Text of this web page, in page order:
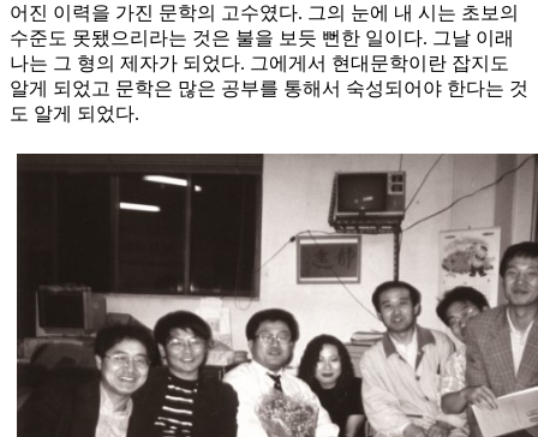
어진 이력을 가진 문학의 고수였다. 그의 눈에 내 시는 초보의
수준도 못됐으리라는 것은 불을 보듯 뻔한 일이다. 그날 이래
나는 그 형의 제자가 되었다. 그에게서 현대문학이란 잡지도
알게 되었고 문학은 많은 공부를 통해서 숙성되어야 한다는 것
도 알게 되었다.